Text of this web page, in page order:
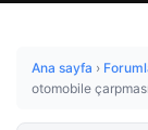
Ana sayfa ›
otomobile